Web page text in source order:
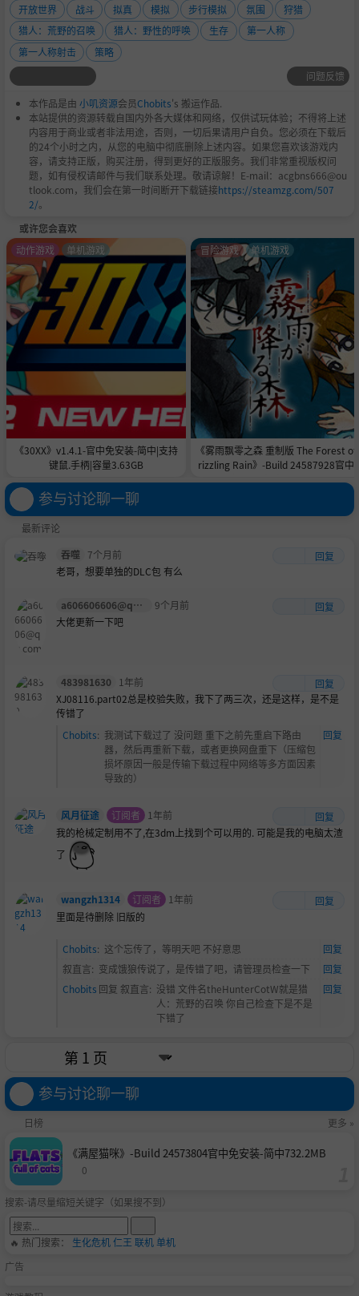
开放世界
战斗 拟真 模拟 步行模拟 氛围
狩猎
猎人：荒野的召唤
猎人：野性的呼唤 生存
第一人称
第一人称射击
策略
问题反馈
本作品是由 小叽资源会员Chobits's 搬运作品.
本站提供的资源转载自国内外各大媒体和网络，仅供试玩体验；不得将上述
内容用于商业或者非法用途，否则，一切后果请用户自负。您必须在下载后
的24个小时之内，从您的电脑中彻底删除上述内容。如果您喜欢该游戏内
容，请支持正版，购买注册，得到更好的正版服务。我们非常重视版权问
题，如有侵权请邮件与我们联系处理。敬请谅解！E-mail：acgbns666@ou
tlook.com，我们会在第一时间断开下载链接https://steamzg.com/507
2/。
或许您会喜欢
《30XX》v1.4.1-官中免安装-简中|支持
键鼠.手柄|容量3.63GB
动作游戏 单机游戏
《雾雨飘零之森 重制版 The Forest of
rizzling Rain》-Build 24587928官中
安装-简中|容量996.7MB
冒险游戏 单机游戏
参与讨论聊一聊
最新评论
吞噬 7个月前
回复
老哥，想要单独的DLC包 有么
a606606606@qq.com 9个月前
回复
大佬更新一下吧
483981630 1年前
回复
XJ08116.part02总是校验失败，我下了两三次，还是这样，是不是
传错了
Chobits: 我测试下载过了 没问题 重下之前先重启下路由
器，然后再重新下载，或者更换网盘重下（压缩包
损坏原因一般是传输下载过程中网络等多方面因素
导致的）
回复
风月征途 订阅者 1年前
回复
我的枪械定制用不了,在3dm上找到个可以用的. 可能是我的电脑太渣
了
wangzh1314 订阅者 1年前
回复
里面是待删除 旧版的
Chobits: 这个忘传了，等明天吧 不好意思
回复
叙直言: 变成饿狼传说了，是传错了吧，请管理员检查一下
回复
Chobits 回复 叙直言: 没错 文件名theHunterCotW就是猎
人：荒野的召唤 你自己检查下是不是
下错了
回复
参与讨论聊一聊
日榜 更多 »
《满屋猫咪》-Build 24573804官中免安装-简中732.2MB
0
搜索-请尽量缩短关键字（如果搜不到）
🔥 热门搜索： 生化危机仁王联机单机
广告